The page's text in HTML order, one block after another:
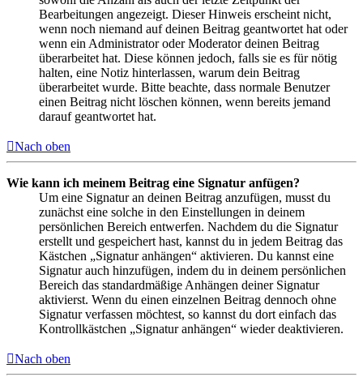
Bearbeitungen angezeigt. Dieser Hinweis erscheint nicht,
wenn noch niemand auf deinen Beitrag geantwortet hat oder
wenn ein Administrator oder Moderator deinen Beitrag
überarbeitet hat. Diese können jedoch, falls sie es für nötig
halten, eine Notiz hinterlassen, warum dein Beitrag
überarbeitet wurde. Bitte beachte, dass normale Benutzer
einen Beitrag nicht löschen können, wenn bereits jemand
darauf geantwortet hat.
Nach oben
Wie kann ich meinem Beitrag eine Signatur anfügen?
Um eine Signatur an deinen Beitrag anzufügen, musst du
zunächst eine solche in den Einstellungen in deinem
persönlichen Bereich entwerfen. Nachdem du die Signatur
erstellt und gespeichert hast, kannst du in jedem Beitrag das
Kästchen „Signatur anhängen“ aktivieren. Du kannst eine
Signatur auch hinzufügen, indem du in deinem persönlichen
Bereich das standardmäßige Anhängen deiner Signatur
aktivierst. Wenn du einen einzelnen Beitrag dennoch ohne
Signatur verfassen möchtest, so kannst du dort einfach das
Kontrollkästchen „Signatur anhängen“ wieder deaktivieren.
Nach oben